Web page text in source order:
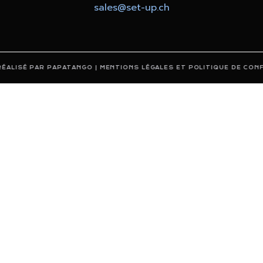
sales@set-up.ch
PAR PAPATANGO | MENTIONS LÉGALES ET POLITIQUE DE